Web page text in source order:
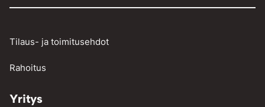
Vinssit ja taljat
Tilaus- ja toimitusehdot
Rahoitus
Yritys